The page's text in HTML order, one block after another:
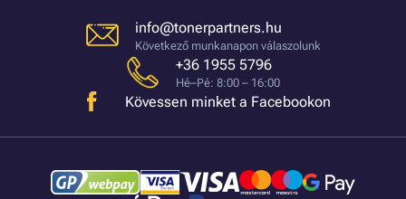
info@tonerpartners.hu
Következő munkanapon válaszolunk
+36 1955 5796
Hé–Pé: 8:00 – 16:00
Kövessen minket a Facebookon